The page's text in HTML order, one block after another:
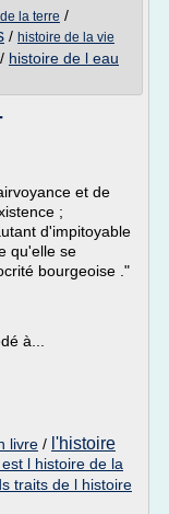
la terre /
/ histoire de la vie
/ histoire de l eau
et de
;
d'impitoyable
qu'elle se
bourgeoise ."
à...
livre / l'histoire
l histoire de la
traits de l histoire